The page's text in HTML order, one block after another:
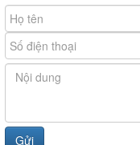
Thân vỏ bồn được
độ chịu lực lớn, hạn
xước, đồng thời sử
có độ chống ố,
sử dụng, nâng cao
Hệ thống giá đỡ